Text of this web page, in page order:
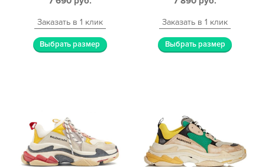
Заказать в 1 клик
Выбрать размер
Заказать в 1 клик
Выбрать размер